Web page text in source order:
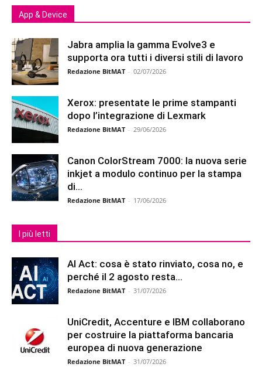
App & Device
Jabra amplia la gamma Evolve3 e
supporta ora tutti i diversi stili di lavoro
Redazione BitMAT - 02/07/2026
Xerox: presentate le prime stampanti
dopo l’integrazione di Lexmark
Redazione BitMAT - 29/06/2026
Canon ColorStream 7000: la nuova serie
inkjet a modulo continuo per la stampa
di...
Redazione BitMAT - 17/06/2026
I più letti
AI Act: cosa è stato rinviato, cosa no, e
perché il 2 agosto resta...
Redazione BitMAT - 31/07/2026
UniCredit, Accenture e IBM collaborano
per costruire la piattaforma bancaria
europea di nuova generazione
Redazione BitMAT - 31/07/2026